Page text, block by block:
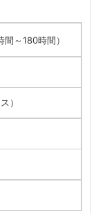
間～180時間）
）